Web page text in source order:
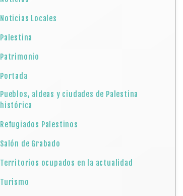
Noticias Locales
Palestina
Patrimonio
Portada
Pueblos, aldeas y ciudades de Palestina
histórica
Refugiados Palestinos
Salón de Grabado
Territorios ocupados en la actualidad
Turismo